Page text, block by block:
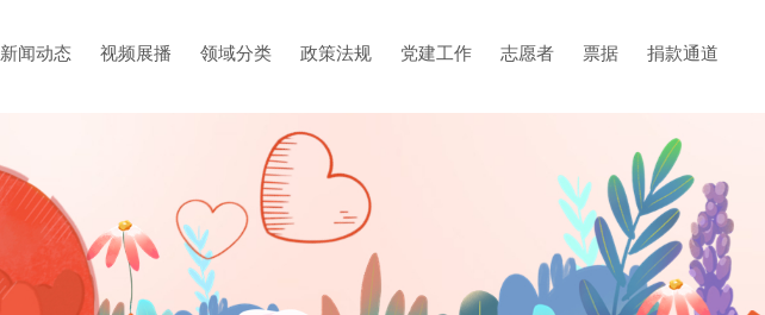
新闻动态 视频展播 领域分类 政策法规 党建工作 志愿者 票据 捐款通道